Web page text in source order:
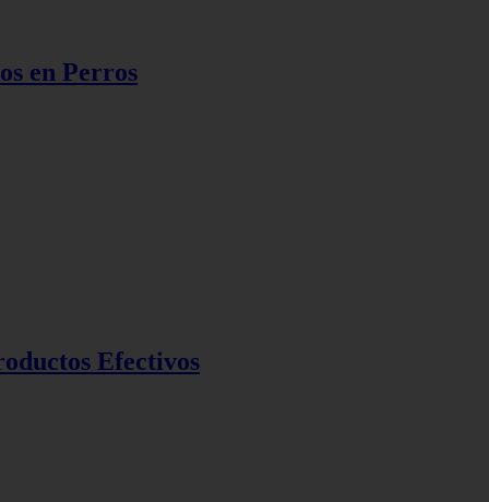
en Perros
Efectivos